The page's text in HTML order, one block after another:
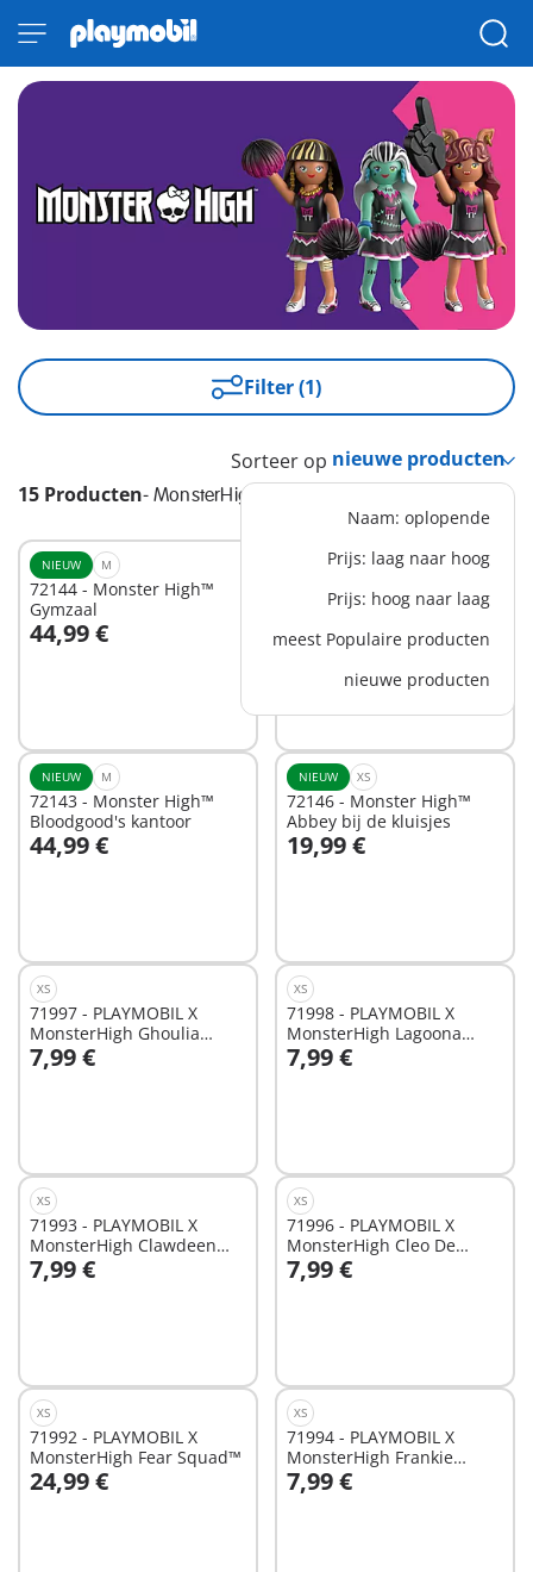
Filter (1)
15 Producten- MonsterHigh
Sorteer op
Naam: oplopende
Prijs: laag naar hoog
Prijs: hoog naar laag
meest Populaire producten
nieuwe producten
NIEUW M
72144 - Monster High™
Gymzaal
44,99 €
In winkelwagen
NIEUW M
72145 - Monster High™
Klaslokaal
44,99 €
In winkelwagen
NIEUW M
72143 - Monster High™
Bloodgood's kantoor
44,99 €
In winkelwagen
NIEUW XS
72146 - Monster High™
Abbey bij de kluisjes
19,99 €
In winkelwagen
XS
71997 - PLAYMOBIL X
MonsterHigh Ghoulia
Yelps™
7,99 €
In winkelwagen
XS
71998 - PLAYMOBIL X
MonsterHigh Lagoona
Blue™
7,99 €
In winkelwagen
XS
71993 - PLAYMOBIL X
MonsterHigh Clawdeen
Wolf™
7,99 €
In winkelwagen
XS
71996 - PLAYMOBIL X
MonsterHigh Cleo De
Nile™
7,99 €
In winkelwagen
XS
71992 - PLAYMOBIL X
MonsterHigh Fear Squad™
24,99 €
In winkelwagen
XS
71994 - PLAYMOBIL X
MonsterHigh Frankie
Stein™
7,99 €
In winkelwagen